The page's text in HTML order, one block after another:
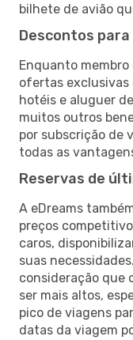
bilhete de avião
Descontos para
Enquanto membro
ofertas exclusivas
hotéis e aluguer
muitos outros
por subscrição de
todas as
Reservas de
A eDreams
preços
caros,
suas
consideração que
ser mais altos,
pico de viagens
datas da viagem